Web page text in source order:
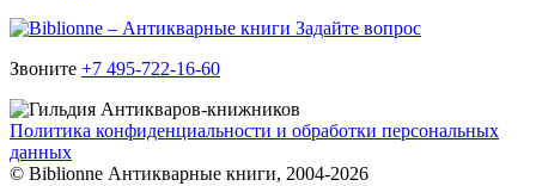
Задайте вопрос
Звоните +7 495-722-16-60
Политика конфиденциальности и обработки персональных
данных
© Biblionne Антикварные книги, 2004-2026